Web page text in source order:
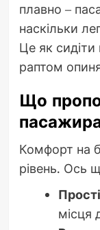
плавно –
наскільки
Це як сидіти
раптом
Що
Комфорт на
рівень. Ось
місця